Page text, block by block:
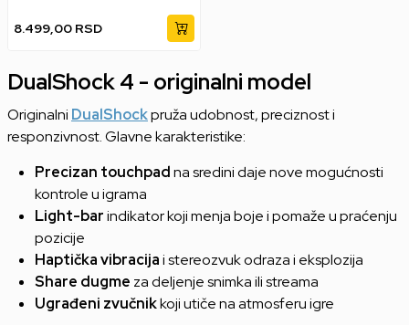
8.499,00 RSD
DualShock 4 - originalni model
Originalni DualShockpruža udobnost, preciznost i
responzivnost. Glavne karakteristike:
Precizan touchpadna sredini daje nove mogućnosti
kontrole u igrama
Light-barindikator koji menja boje i pomaže u praćenju
pozicije
Haptička vibracijai stereozvuk odraza i eksplozija
Share dugme za deljenje snimka ili streama
Ugrađeni zvučnikkoji utiče na atmosferu igre